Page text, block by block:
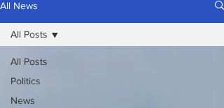
All News
All Posts
Politics
News
All Posts